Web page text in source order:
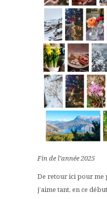
Fin de l’année 2025
De retour ici pour me
j’aime tant, en ce